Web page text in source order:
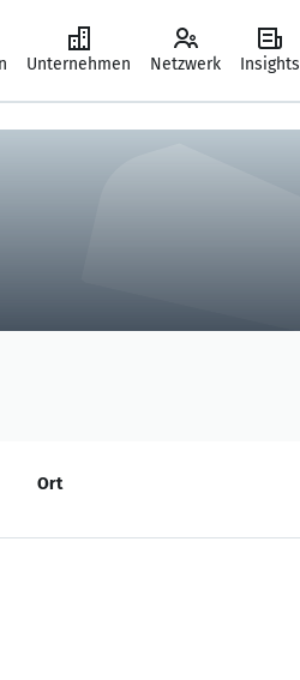
Unternehmen Netzwerk Insights
Ort